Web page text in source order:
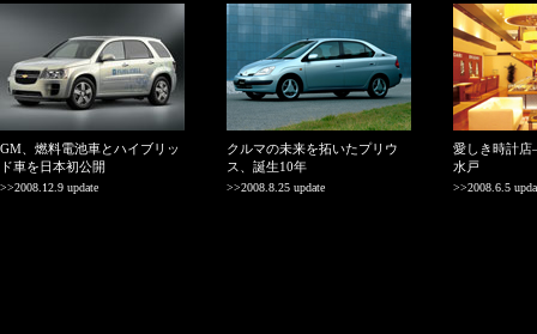
GM、燃料電池車とハイブリッ
ド車を日本初公開
>>2008.12.9 update
クルマの未来を拓いたプリウ
ス、誕生10年
>>2008.8.25 update
愛しき時計
水戸
>>2008.6.5